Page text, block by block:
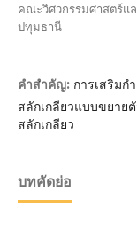
คณะวิศวกรรมศาสตร์แ
ปทุมธานี
คำสำคัญ: การเสริมก
สลักเกลียวแบบขยาย
สลักเกลียว
บทคัดย่อ